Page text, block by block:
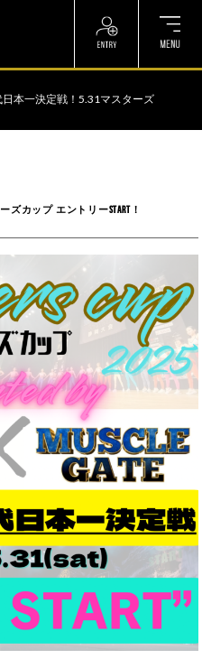
本一決定戦！5.31マスターズ
カップ エントリーSTART！